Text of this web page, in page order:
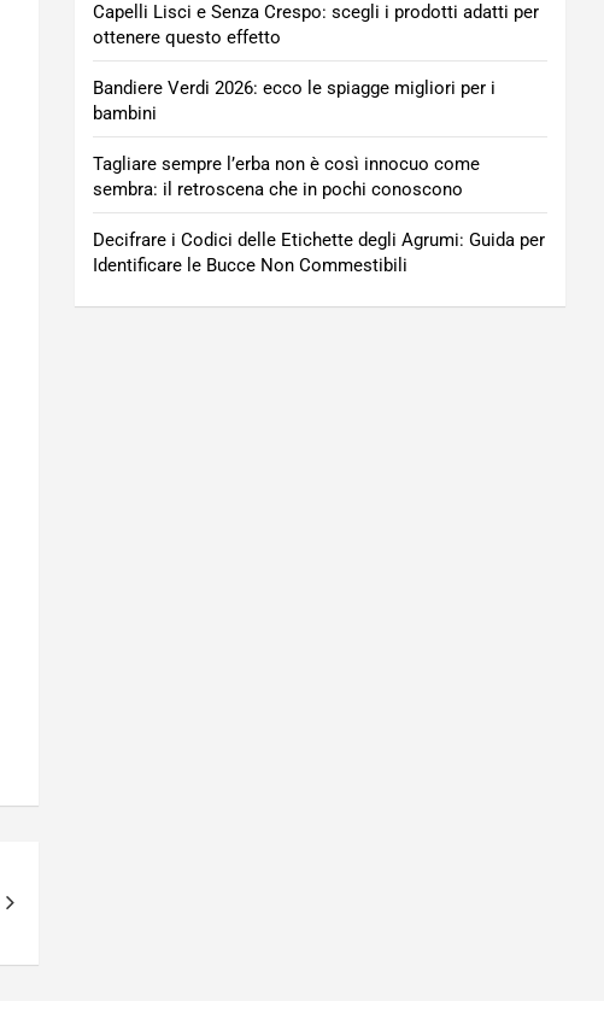
Capelli Lisci e Senza Crespo: scegli i prodotti adatti per
ottenere questo effetto
Bandiere Verdi 2026: ecco le spiagge migliori per i
bambini
Tagliare sempre l’erba non è così innocuo come
sembra: il retroscena che in pochi conoscono
Decifrare i Codici delle Etichette degli Agrumi: Guida per
Identificare le Bucce Non Commestibili